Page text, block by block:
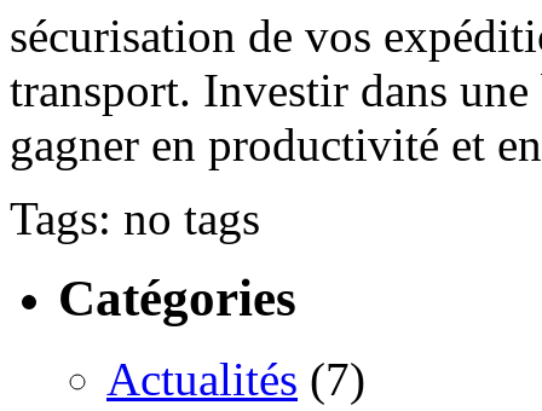
sécurisation de vos
transport. Investir dans une
gagner en productivité et
Tags: no tags
Catégories
Actualités (7)